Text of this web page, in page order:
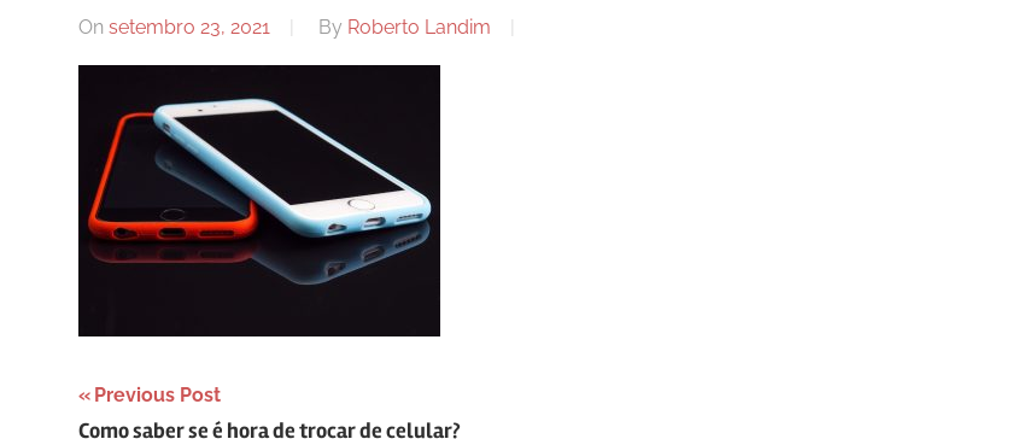
FilaCap
relevantes.
On setembro 23, 2021 By Roberto Landim
Navegação
Previous Post
Como saber se é hora de trocar de celular?